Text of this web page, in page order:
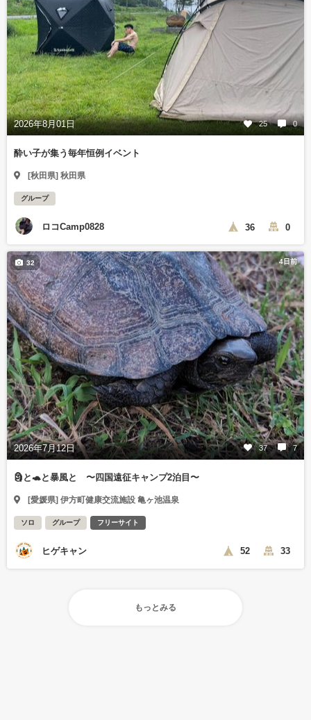
2026年8月01日 25 0
酔い子が集う毎年恒例イベント
[秋田県] 秋田県
グループ
ロコCamp0828 36 0
4日前
2026年7月12日 37 7
32
🗿と🐢と暴風と 〜四国遠征キャンプ2泊目〜
[愛媛県] 伊方町健康交流施設 亀ヶ池温泉
ソロ グループ フリーサイト
ヒゲキャン 52 33
もっとみる